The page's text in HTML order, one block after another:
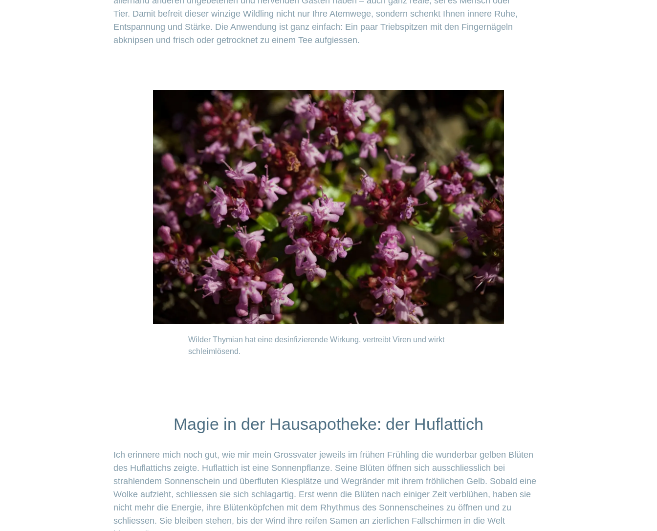
Tier. Damit befreit dieser winzige Wildling nicht nur Ihre Atemwege, sondern schenkt Ihnen innere Ruhe,
Entspannung und Stärke. Die Anwendung ist ganz einfach: Ein paar Triebspitzen mit den Fingernägeln
abknipsen und frisch oder getrocknet zu einem Tee aufgiessen.
Wilder Thymian hat eine desinfizierende Wirkung, vertreibt Viren und wirkt
schleimlösend.
Magie in der Hausapotheke: der Huflattich
Ich erinnere mich noch gut, wie mir mein Grossvater jeweils im frühen Frühling die wunderbar gelben Blüten
des Huflattichs zeigte. Huflattich ist eine Sonnenpflanze. Seine Blüten öffnen sich ausschliesslich bei
strahlendem Sonnenschein und überfluten Kiesplätze und Wegränder mit ihrem fröhlichen Gelb. Sobald eine
Wolke aufzieht, schliessen sie sich schlagartig. Erst wenn die Blüten nach einiger Zeit verblühen, haben sie
nicht mehr die Energie, ihre Blütenköpfchen mit dem Rhythmus des Sonnenscheines zu öffnen und zu
schliessen. Sie bleiben stehen, bis der Wind ihre reifen Samen an zierlichen Fallschirmen in die Welt